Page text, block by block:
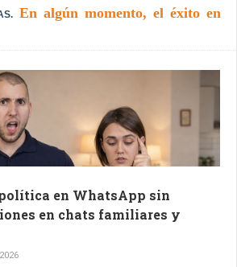
En algún momento, el éxito en
Más menciones, más
Durante años, esa fue la
si una marca aparecía en
se asumía que estaba ganando
en WhatsApp sin
en chats familiares y